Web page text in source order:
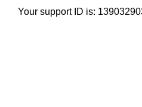
Your support ID is: